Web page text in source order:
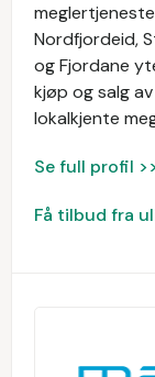
Nordfjordeid,
og Fjordane
kjøp og salg
lokalkjente
Se full profil
Få tilbud fra